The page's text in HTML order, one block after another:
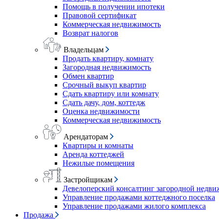
Помощь в получении ипотеки
Правовой сертификат
Коммерческая недвижимость
Возврат налогов
Владельцам
Продать квартиру, комнату
Загородная недвижимость
Обмен квартир
Срочный выкуп квартир
Сдать квартиру или комнату
Сдать дачу, дом, коттедж
Оценка недвижимости
Коммерческая недвижимость
Арендаторам
Квартиры и комнаты
Аренда коттеджей
Нежилые помещения
Застройщикам
Девелоперский консалтинг загородной
Управление продажами коттеджного поселка
Управление продажами жилого комплекса
Продажа